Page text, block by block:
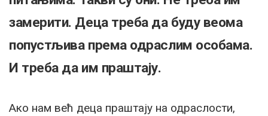
замерити. Деца треба да буду веома
попустљива према одраслим особама.
И треба да им праштају.
Ако нам већ деца праштају на одраслости,